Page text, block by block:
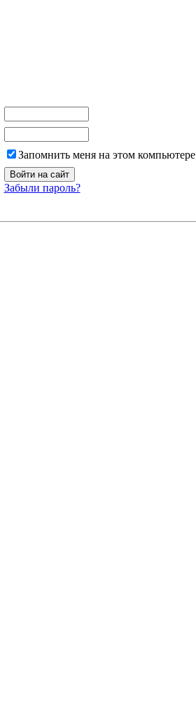
Запомнить меня на этом компьютере
Забыли пароль?